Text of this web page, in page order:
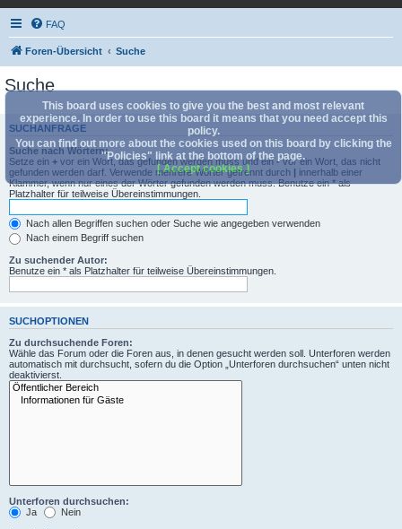
FAQ
Foren-Übersicht Suche
Suche
SUCHANFRAGE
Suche nach Wörtern:
Setze ein + vor ein Wort, das gefunden werden muss und ein -vor ein Wort, das nicht
gefunden werden darf. Verwende mehrere Wörter getrennt durch | innerhalb einer
Klammer, wenn nur eines der Wörter gefunden werden muss. Benutze ein * als
Platzhalter für teilweise Übereinstimmungen.
Nach allen Begriffen suchen oder Suche wie angegeben verwenden
Nach einem Begriff suchen
Zu suchender Autor:
Benutze ein * als Platzhalter für teilweise Übereinstimmungen.
SUCHOPTIONEN
Zu durchsuchende Foren:
Wähle das Forum oder die Foren aus, in denen gesucht werden soll. Unterforen werden
automatisch mit durchsucht, sofern du die Option „Unterforen durchsuchen“ unten nicht
deaktivierst.
Unterforen durchsuchen:
Ja
Nein
This board uses cookies to give you the best and most relevant
experience. In order to use this board it means that you need accept this
policy.
You can find out more about the cookies used on this board by clicking the
"Policies" link at the bottom of the page.
[ Accept cookies ]